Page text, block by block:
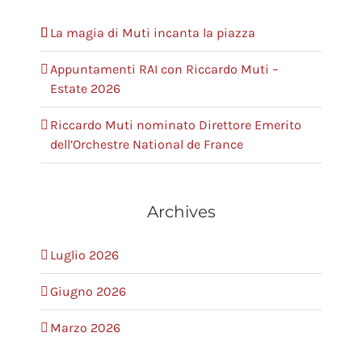
La magia di Muti incanta la piazza
Appuntamenti RAI con Riccardo Muti –
Estate 2026
Riccardo Muti nominato Direttore Emerito
dell’Orchestre National de France
Archives
Luglio 2026
Giugno 2026
Marzo 2026